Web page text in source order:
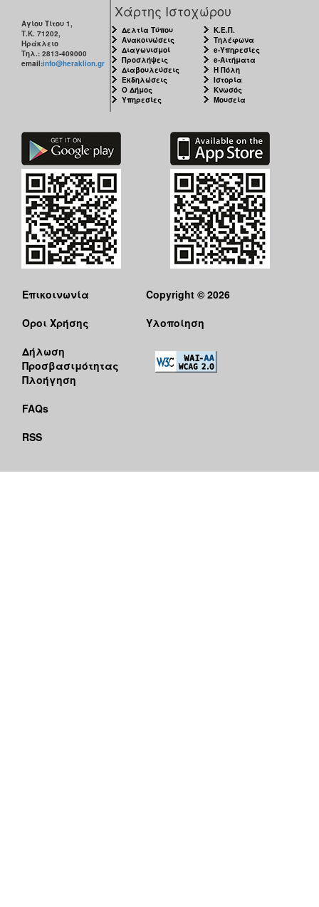
Αγίου Τίτου 1,
Τ.Κ. 71202,
Ηράκλειο
Τηλ.: 2813-409000
email:info@heraklion.gr
Χάρτης Ιστοχώρου
Δελτία Τύπου
Ανακοινώσεις
Διαγωνισμοί
Προσλήψεις
Διαβουλεύσεις
Εκδηλώσεις
Ο Δήμος
Υπηρεσίες
Κ.Ε.Π.
Τηλέφωνα
e-Υπηρεσίες
e-Αιτήματα
Η Πόλη
Ιστορία
Κνωσός
Μουσεία
Επικοινωνία
Όροι Χρήσης
Δήλωση
Προσβασιμότητας
Πλοήγηση
FAQs
RSS
Copyright © 2026
Υλοποίηση